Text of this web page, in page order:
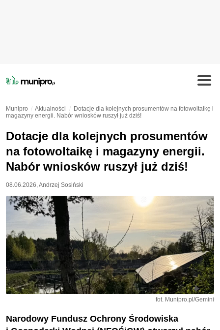
Munipro Aktualności
Dotacje dla kolejnych prosumentów na fotowoltaikę i
magazyny energii. Nabór wniosków ruszył już dziś!
Dotacje dla kolejnych prosumentów
na fotowoltaikę i magazyny energii.
Nabór wniosków ruszył już dziś!
08.06.2026,Andrzej Sosiński
fot. Munipro.pl/Gemini
Narodowy Fundusz Ochrony Środowiska